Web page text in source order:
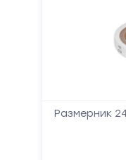
Размерник